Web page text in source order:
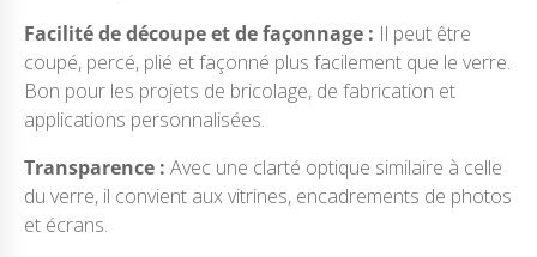
Facilité de découpe et de façonnage : Il peut être
coupé, percé, plié et façonné plus facilement que le verre.
Bon pour les projets de bricolage, de fabrication et
applications personnalisées.
Transparence : Avec une clarté optique similaire à celle
du verre, il convient aux vitrines, encadrements de photos
et écrans.